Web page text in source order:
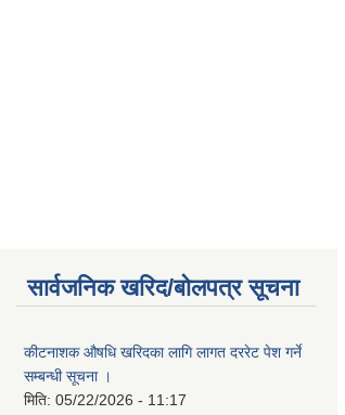
सार्वजनिक खरिद/बोलपत्र सूचना
कीटनाशक औषधि खरिदका लागि लागत दररेट पेश गर्ने
सम्बन्धी सूचना ।
मिति: 05/22/2026 - 11:17